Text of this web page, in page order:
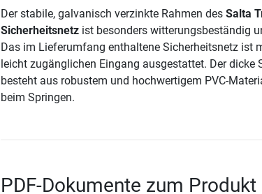
Der stabile, galvanisch verzinkte Rahmen des Salta
Sicherheitsnetzist besonders witterungsbeständig
Das im Lieferumfang enthaltene Sicherheitsnetz ist
leicht zugänglichen Eingang ausgestattet. Der dicke
besteht aus robustem und hochwertigem PVC-
beim Springen.
PDF-Dokumente zum Produkt